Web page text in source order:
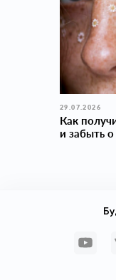
29.07.2026
Как
и забыть